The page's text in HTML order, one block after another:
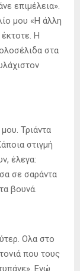
επιμέλεια».
μου «Η άλλη
Η
στα
Τριάντα
στιγμή
έλεγα:
σε σαράντα
βουνά.
Ολα στο
που τους
Ενώ